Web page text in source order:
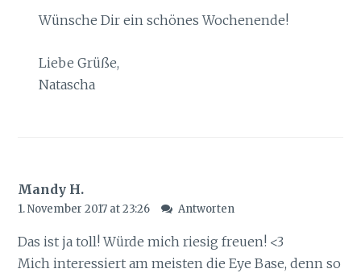
Wünsche Dir ein schönes Wochenende!
Liebe Grüße,
Natascha
Mandy H.
1. November 2017 at 23:26 Antworten
Das ist ja toll! Würde mich riesig freuen! <3
Mich interessiert am meisten die Eye Base, denn so